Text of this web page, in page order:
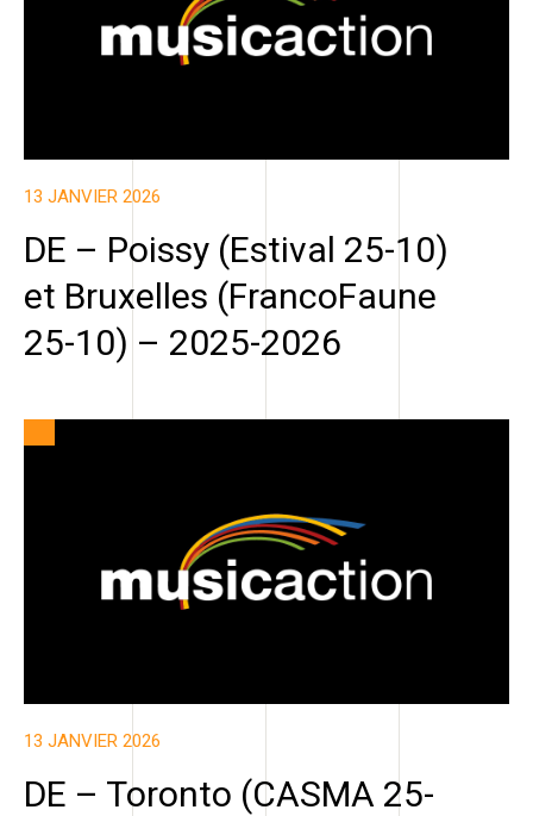
13 JANVIER 2026
DE – Poissy (Estival 25-10)
et Bruxelles (FrancoFaune
25-10) – 2025-2026
13 JANVIER 2026
DE – Toronto (CASMA 25-